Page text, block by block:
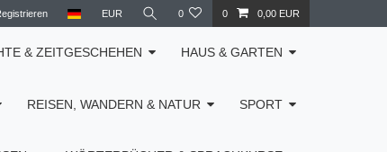
EUR 0 0 0,00 EUR
& ZEITGESCHEHEN HAUS & GARTEN
REISEN, WANDERN & NATUR SPORT